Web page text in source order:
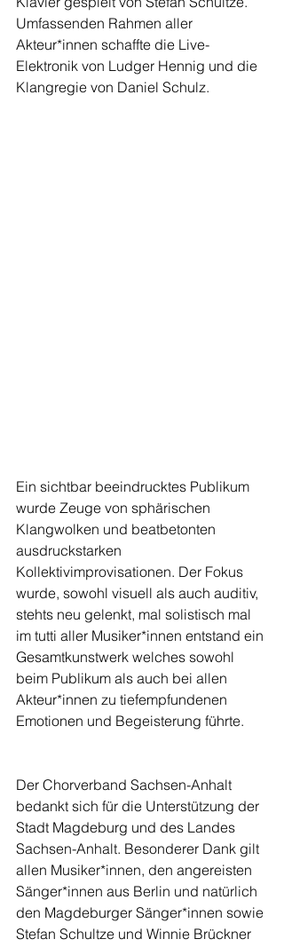
Umfassenden Rahmen aller
Akteur*innen schaffte die Live-
Elektronik von Ludger Hennig und die
Klangregie von Daniel Schulz.
Ein sichtbar beeindrucktes Publikum
wurde Zeuge von sphärischen
Klangwolken und beatbetonten
ausdruckstarken
Kollektivimprovisationen. Der Fokus
wurde, sowohl visuell als auch auditiv,
stehts neu gelenkt, mal solistisch mal
im tutti aller Musiker*innen entstand ein
Gesamtkunstwerk welches sowohl
beim Publikum als auch bei allen
Akteur*innen zu tiefempfundenen
Emotionen und Begeisterung führte.
Der Chorverband Sachsen-Anhalt
bedankt sich für die Unterstützung der
Stadt Magdeburg und des Landes
Sachsen-Anhalt. Besonderer Dank gilt
allen Musiker*innen, den angereisten
Sänger*innen aus Berlin und natürlich
den Magdeburger Sänger*innen sowie
Stefan Schultze und Winnie Brückner